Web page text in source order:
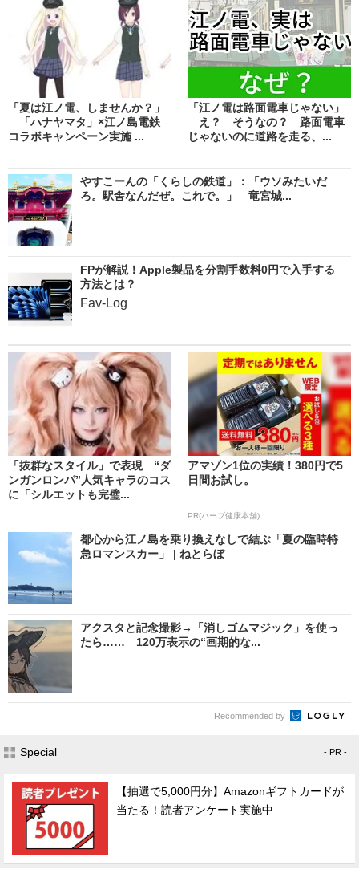
「夏は江ノ電、しませんか？」
「ハナヤマタ」×江ノ島電鉄
コラボキャンペーン実施 ...
「江ノ電は路面電車じゃない」
え？ そうなの？ 路面電車
じゃないのに道路を走る、...
やすこーんの「くらしの鉄道」：「ウソみたいだ
ろ。駅舎なんだぜ。これで。」 竜宮城...
FPが解説！Apple製品を分割手数料0円で入手する
方法とは？
Fav-Log
「抜群なスタイル」で表現 “ダ
ンガンロンパ”人気キャラのコス
に「シルエットも完璧...
アマゾン1位の実績！380円で5
日間お試し。
PR(ハーブ健康本舗)
都心から江ノ島を乗り換えなしで結ぶ「夏の臨時特
急ロマンスカー」 | ねとらぼ
アクスタと記念撮影→「消しゴムマジック」を使っ
たら…… 120万表示の“画期的な...
Recommended by
Special - PR -
【抽選で5,000円分】Amazonギフトカードが
当たる！読者アンケート実施中